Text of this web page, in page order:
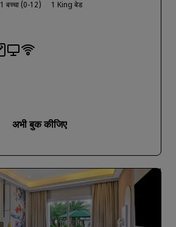
1 बच्चा (0-12) 1 King बेड
अभी बुक कीजिए